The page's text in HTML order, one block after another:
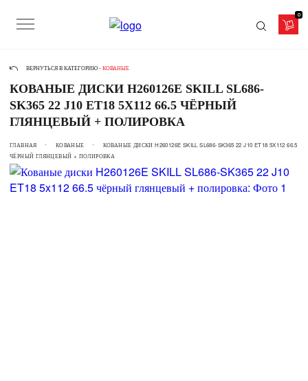
0
ВЕРНУТЬСЯ В КАТЕГОРИЮ - КОВАНЫЕ
КОВАНЫЕ ДИСКИ H260126E SKILL SL686-
SK365 22 J10 ET18 5X112 66.5 ЧЁРНЫЙ
ГЛЯНЦЕВЫЙ + ПОЛИРОВКА
ГЛАВНАЯ КОВАНЫЕ
КОВАНЫЕ ДИСКИ H260126E SKILL SL686-SK365 22 J10 ET18 5X112 66.5
ЧЁРНЫЙ ГЛЯНЦЕВЫЙ + ПОЛИРОВКА